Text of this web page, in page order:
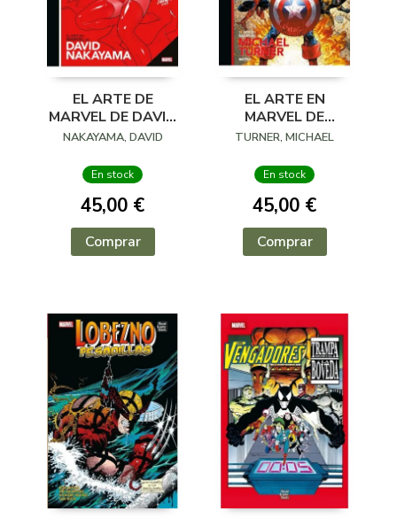
EL ARTE DE
MARVEL DE DAVID
NAKAYAMA
NAKAYAMA, DAVID
En stock
45,00 €
Comprar
EL ARTE EN
MARVEL DE
MICHAEL TURNER
TURNER, MICHAEL
En stock
45,00 €
Comprar